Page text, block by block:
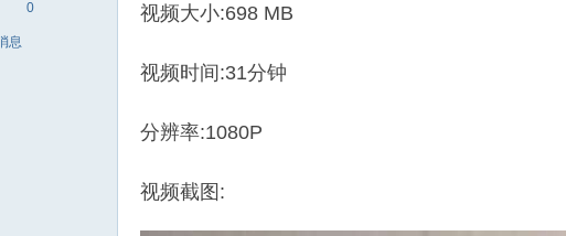
0
息
视频大小:698 MB
视频时间:31分钟
分辨率:1080P
视频截图: